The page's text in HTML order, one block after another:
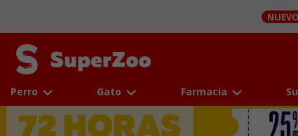
NUEVO
Perro Gato Farmacia